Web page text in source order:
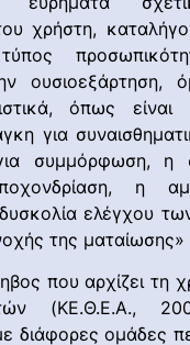
χρήστη,
ουσιοεξάρτηση,
όπως
για
συμμόρφωση, η
η
δυσκολία ελέγχου
της
που αρχίζει τη
(ΚΕ.Θ.Ε.Α.,
διάφορες ομάδες